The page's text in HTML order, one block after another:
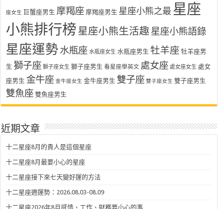
座女生 巨蟹座男生 摩羯座 摩羯座男生 星座小熊之最 星座
小熊排行榜 星座小熊生活趣 星座小熊語錄
星座運勢 水瓶座 水瓶座女生 水瓶座男生 牡羊座 牡羊座男
生 獅子座 獅子座女生 獅子座男生 看星座學英文 處女座 處女座女生 處女
座男生 金牛座 金牛座女生 金牛座男生 雙子座 雙子座女生 雙子座男生
雙魚座 雙魚座男生
近期文章
十二星座8月的貴人是這個星座
十二星座8月最要小心的星座
十二星座接下來七天變好運的方法
十二星座週運勢：2026.08.03-08.09
十二星座2026年8月感情、工作、財務要小心的事